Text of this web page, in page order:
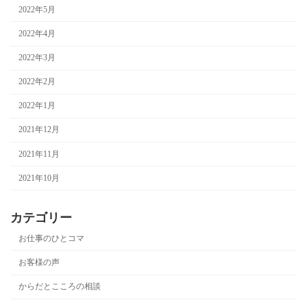
2022年5月
2022年4月
2022年3月
2022年2月
2022年1月
2021年12月
2021年11月
2021年10月
カテゴリー
お仕事のひとコマ
お客様の声
からだとこころの相談